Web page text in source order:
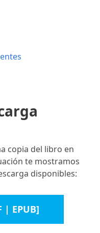
copia del libro en
te mostramos
disponibles:
| EPUB]